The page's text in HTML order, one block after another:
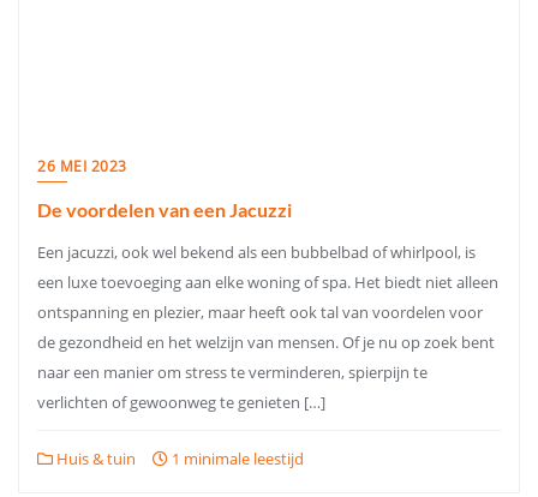
26 MEI 2023
De voordelen van een Jacuzzi
Een jacuzzi, ook wel bekend als een bubbelbad of whirlpool, is
een luxe toevoeging aan elke woning of spa. Het biedt niet alleen
ontspanning en plezier, maar heeft ook tal van voordelen voor
de gezondheid en het welzijn van mensen. Of je nu op zoek bent
naar een manier om stress te verminderen, spierpijn te
verlichten of gewoonweg te genieten […]
Huis & tuin 1 minimale leestijd